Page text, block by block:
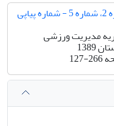
دوره 2، شماره 5 - شماره پیاپی
مدیریت ورزشی
1389
127-266